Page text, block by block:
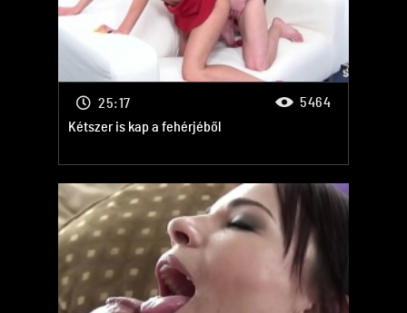
Kétszer is kap a fehérjéből
25:17 5464